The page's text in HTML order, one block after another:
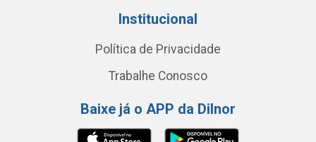
Institucional
Política de Privacidade
Trabalhe Conosco
Baixe já o APP da Dilnor